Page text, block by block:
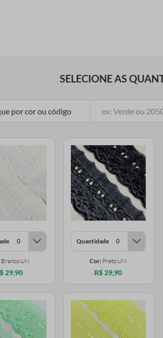
SELECIONE AS
por cor ou código
Branco UN
29,90
Quantidade
Cor: Preto UN
R$ 29,90